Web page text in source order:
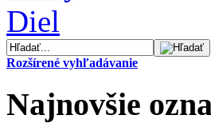
Rozšírené vyhľadávanie
Najnovšie